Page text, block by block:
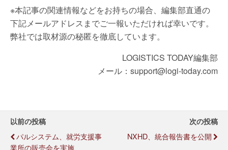
※本記事の関連情報などをお持ちの場合、編集部直通の
下記メールアドレスまでご一報いただければ幸いです。
弊社では取材源の秘匿を徹底しています。
LOGISTICS TODAY編集部
メール：support@logi-today.com
以前の投稿
パルシステム、就労支援事
業所の販売会を実施
次の投稿
NXHD、統合報告書を公開